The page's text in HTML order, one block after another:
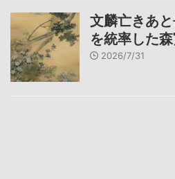
文麟亡きあ
を統率した
2026/7/31